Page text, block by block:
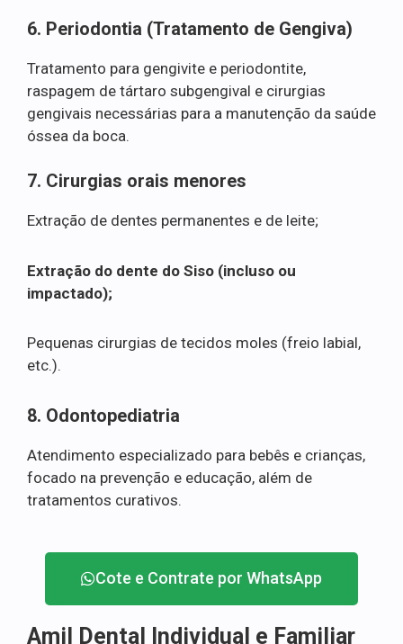
6. Periodontia (Tratamento de Gengiva)
Tratamento para gengivite e periodontite,
raspagem de tártaro subgengival e cirurgias
gengivais necessárias para a manutenção da saúde
óssea da boca.
7. Cirurgias orais menores
Extração de dentes permanentes e de leite;
Extração do dente do Siso (incluso ou
impactado);
Pequenas cirurgias de tecidos moles (freio labial,
etc.).
8. Odontopediatria
Atendimento especializado para bebês e crianças,
focado na prevenção e educação, além de
tratamentos curativos.
Cote e Contrate por WhatsApp
Amil Dental Individual e Familiar